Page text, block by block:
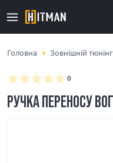
Головна Зовнішній тюнінг
0
РУЧКА ПЕРЕНОСУ